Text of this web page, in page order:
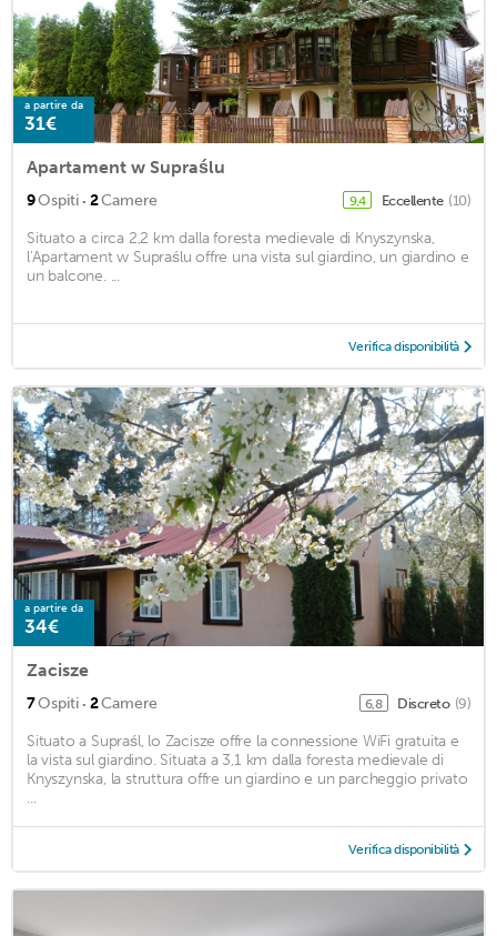
a partire da
31€
Apartament w Supraślu
9Ospiti · 2Camere 9,4 Eccellente (10)
Situato a circa 2,2 km dalla foresta medievale di Knyszynska,
l'Apartament w Supraślu offre una vista sul giardino, un giardino e
un balcone. ...
Verifica disponibilità
a partire da
34€
Zacisze
7Ospiti · 2Camere 6,8 Discreto (9)
Situato a Supraśl, lo Zacisze offre la connessione WiFi gratuita e
la vista sul giardino. Situata a 3,1 km dalla foresta medievale di
Knyszynska, la struttura offre un giardino e un parcheggio privato
...
Verifica disponibilità